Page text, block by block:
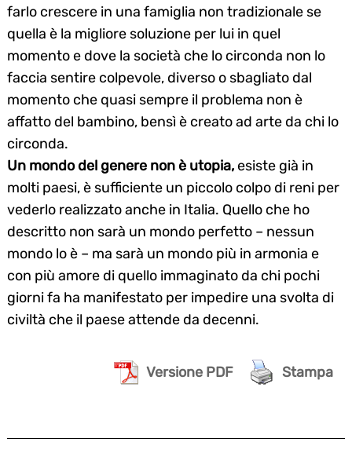
farlo crescere in una famiglia non tradizionale se
quella è la migliore soluzione per lui in quel
momento e dove la società che lo circonda non lo
faccia sentire colpevole, diverso o sbagliato dal
momento che quasi sempre il problema non è
affatto del bambino, bensì è creato ad arte da chi lo
circonda.
Un mondo del genere non è utopia,esiste già in
molti paesi, è sufficiente un piccolo colpo di reni per
vederlo realizzato anche in Italia. Quello che ho
descritto non sarà un mondo perfetto – nessun
mondo lo è – ma sarà un mondo più in armonia e
con più amore di quello immaginato da chi pochi
giorni fa ha manifestato per impedire una svolta di
civiltà che il paese attende da decenni.
Versione PDF Stampa